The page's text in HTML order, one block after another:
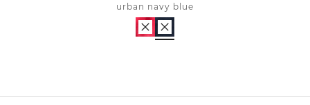
urban navy blue